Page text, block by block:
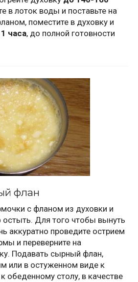
в лоток воды и поставьте на
поместите в духовку и
часа, до полной готовности
флан
с фланом из духовки и
остыть. Для того чтобы вынуть
аккуратно проведите острием
и переверните на
Подавать сырный флан,
или в остуженном виде к
обеденному столу, в качестве